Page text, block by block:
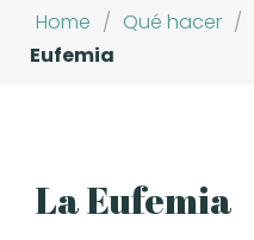
Home / Qué hacer /
Eufemia
La Eufemia